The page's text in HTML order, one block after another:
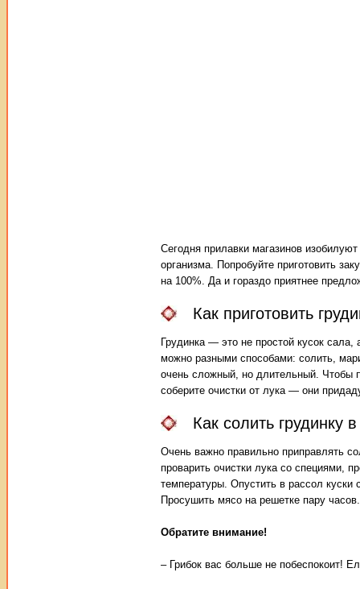
Сегодня прилавки магазинов
организма. Попробуйте приготовить
на 100%. Да и гораздо приятнее
Как приготовить
Грудинка — это не простой кусок
можно разными способами: солить,
очень сложный, но длительный. Чтобы
соберите очистки от лука — они
Как солить грудинку
Очень важно правильно приправлять
проварить очистки лука со специями,
температуры. Опустить в рассол
Просушить мясо на решетке пару
Обратите внимание!
– Грибок вас больше не побеспокоит!